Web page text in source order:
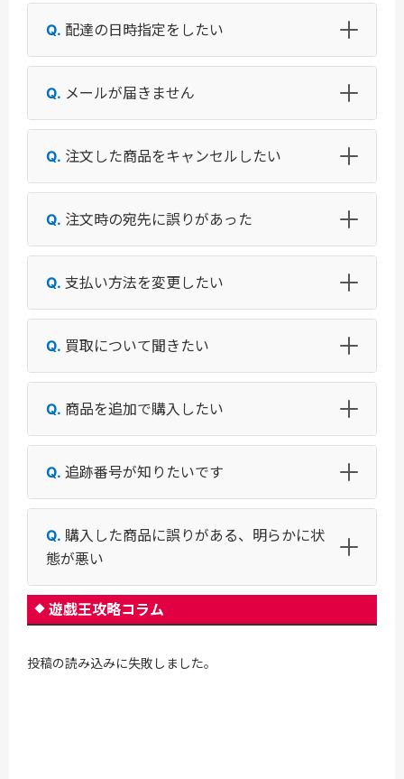
配達の日時指定をしたい
メールが届きません
注文した商品をキャンセルしたい
注文時の宛先に誤りがあった
支払い方法を変更したい
買取について聞きたい
商品を追加で購入したい
追跡番号が知りたいです
購入した商品に誤りがある、明らかに状
態が悪い
遊戯王攻略コラム
投稿の読み込みに失敗しました。